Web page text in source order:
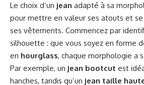
Le choix d’un jean adapté à sa
pour mettre en valeur ses atouts et se
ses vêtements. Commencez par
silhouette : que vous soyez en forme
en hourglass, chaque morphologie a
Par exemple, un jean bootcut est
hanches, tandis qu’un jean taille